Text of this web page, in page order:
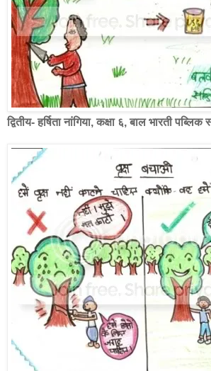
द्वितीय- हर्षिता नांगिया, कक्षा ६, बाल भारती